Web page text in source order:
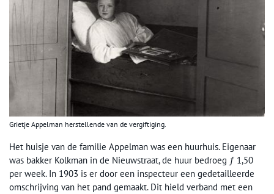
Grietje Appelman herstellende van de vergiftiging.
Het huisje van de familie Appelman was een huurhuis. Eigenaar
was bakker Kolkman in de Nieuwstraat, de huur bedroeg ƒ 1,50
per week. In 1903 is er door een inspecteur een gedetailleerde
omschrijving van het pand gemaakt. Dit hield verband met een